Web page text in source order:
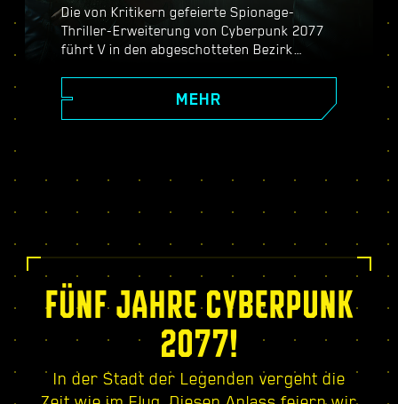
Die von Kritikern gefeierte Spionage-
Thriller-Erweiterung von Cyberpunk 2077
führt V in den abgeschotteten Bezirk
erlebe eine aufregende Geschichte mit
unerwarteten Wendungen und
Relic-Fertigkeitenbaum neue Fähigkeiten
Missionen, spannenden neuen Aufträgen
MEHR
FÜNF JAHRE CYBERPUNK
2077!
In der Stadt der Legenden vergeht die